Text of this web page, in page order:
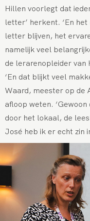
Hillen voorlegt dat
letter’ herkent. ‘En
letter blijven, het
namelijk veel
de lerarenopleider van
‘En dat blijkt veel
Waard, meester op de
afloop weten.
door het lokaal, de
José heb ik er echt zin